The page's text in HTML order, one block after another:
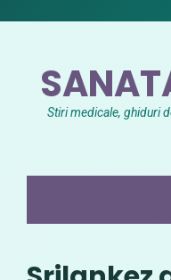
Stiri medicale, ghiduri